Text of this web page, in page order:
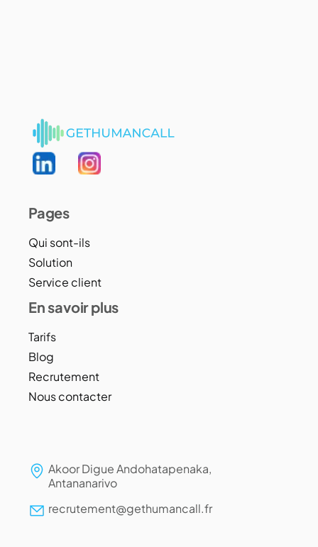
Pages
Qui sont-ils
Solution
Service client
En savoir plus
Tarifs
Blog
Recrutement
Nous contacter
Akoor Digue Andohatapenaka,
Antananarivo
recrutement@gethumancall.fr